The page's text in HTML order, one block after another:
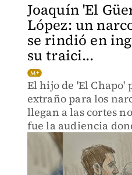
Joaquín 'El
López: un
se rindió en
su traici...
El hijo de 'El
extraño para los
llegan a las cortes
fue la audiencia
culpable.